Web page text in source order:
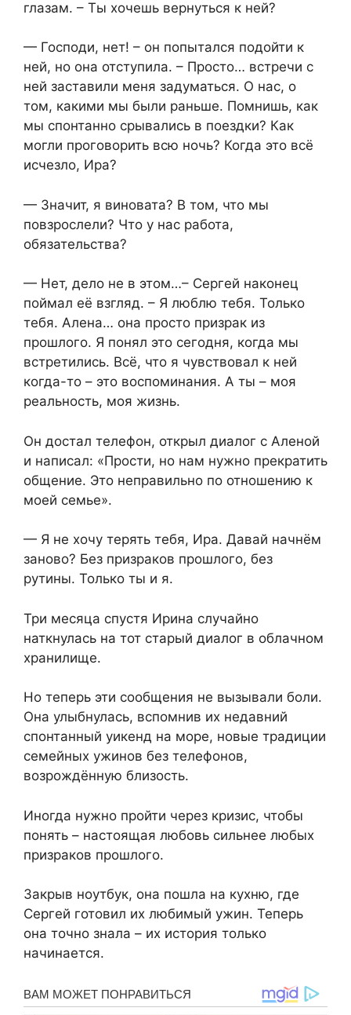
глазам. – Ты хочешь вернуться к ней?
— Господи, нет! – он попытался подойти к
ней, но она отступила. – Просто… встречи с
ней заставили меня задуматься. О нас, о
том, какими мы были раньше. Помнишь, как
мы спонтанно срывались в поездки? Как
могли проговорить всю ночь? Когда это всё
исчезло, Ира?
— Значит, я виновата? В том, что мы
повзрослели? Что у нас работа,
обязательства?
— Нет, дело не в этом…– Сергей наконец
поймал её взгляд. – Я люблю тебя. Только
тебя. Алена… она просто призрак из
прошлого. Я понял это сегодня, когда мы
встретились. Всё, что я чувствовал к ней
когда-то – это воспоминания. А ты – моя
реальность, моя жизнь.
Он достал телефон, открыл диалог с Аленой
и написал: «Прости, но нам нужно прекратить
общение. Это неправильно по отношению к
моей семье».
— Я не хочу терять тебя, Ира. Давай начнём
заново? Без призраков прошлого, без
рутины. Только ты и я.
Три месяца спустя Ирина случайно
наткнулась на тот старый диалог в облачном
хранилище.
Но теперь эти сообщения не вызывали боли.
Она улыбнулась, вспомнив их недавний
спонтанный уикенд на море, новые традиции
семейных ужинов без телефонов,
возрождённую близость.
Иногда нужно пройти через кризис, чтобы
понять – настоящая любовь сильнее любых
призраков прошлого.
Закрыв ноутбук, она пошла на кухню, где
Сергей готовил их любимый ужин. Теперь
она точно знала – их история только
начинается.